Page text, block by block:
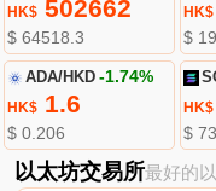
HK$502662
$ 64518.3
HK$
$
ADA/HKD -1.74%
HK$1.6
$ 0.206
HK$
$
以太坊交易所最好的